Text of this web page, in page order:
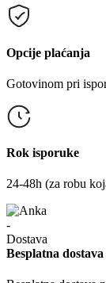
Opcije plaćanja
Gotovinom pri
Rok isporuke
24-48h (za robu
Besplatna dostava